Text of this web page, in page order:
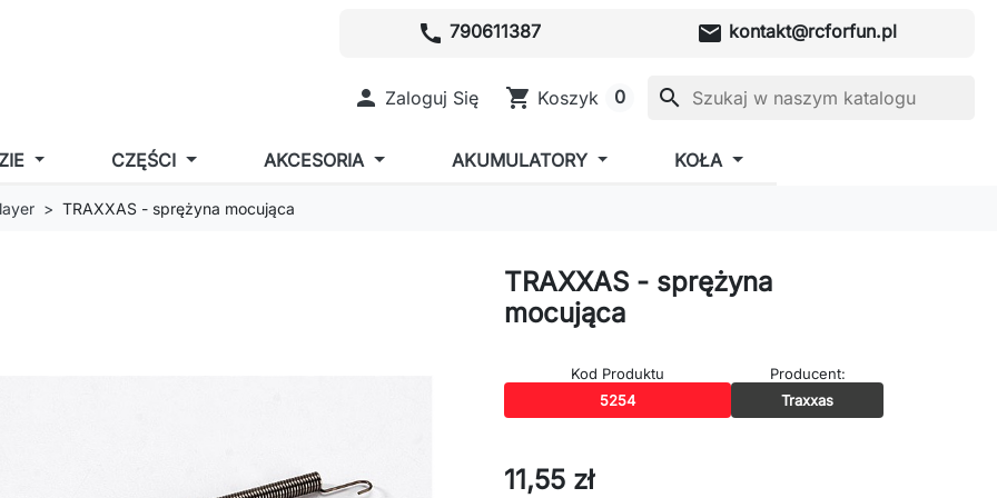
call 790611387 mail kontakt@rcforfun.pl
 Zaloguj Się shopping_cart Koszyk 0 search
CZĘŚCI AKCESORIA AKUMULATORY KOŁA
TRAXXAS - sprężyna mocująca
TRAXXAS - sprężyna
mocująca
Kod Produktu
5254
Producent:
Traxxas
11,55 zł